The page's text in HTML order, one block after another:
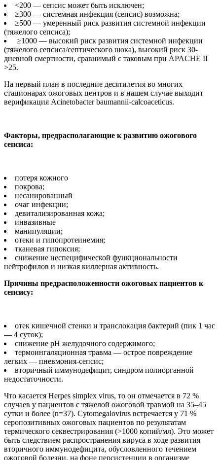
<200 — сепсис может быть исключен;
≥300 — системная инфекция (сепсис) возможна;
≥500 — умеренный риск развития системной инфекции
(тяжелого сепсиса);
≥1000 — высокий риск развития системной инфекции
(тяжелого сепсиса/септического шока), высокий риск 30-
дневной смертности, сравнимый с таковым при APACHE II
>25.
На первый план в последние десятилетия во многих
стационарах ожоговых центров и в нашем случае выходит
верификация Acinetobacter baumannii-calcoaceticus.
Факторы, предрасполагающие к развитию ожогового
сепсиса:
потеря кожного
покрова;
несанированный
очаг инфекции;
девитализированная кожа;
инвазивные
манипуляции;
отеки и гипопротеинемия;
тканевая гипоксия;
снижение неспецифической функциональности
нейтрофилов и низкая киллерная активность.
Причины предрасположенности ожоговых пациентов к
сепсису:
отек кишечной стенки и транслокация бактерий (пик 1 час
— 4 суток);
снижение рН желудочного содержимого;
термоингаляционная травма — острое повреждение
легких — пневмония-сепсис;
вторичный иммунодефицит, синдром полиорганной
недостаточности.
Что касается Herpes simplex virus, то он отмечается в 72 %
случаев у пациентов с тяжелой ожоговой травмой на 35–45
сутки и более (n=37). Cytomegalovirus встречается у 71 %
серопозитивных ожоговых пациентов по результатам
термического секвестрирования (>1000 копий/мл). Это может
быть следствием распространения вируса в ходе развития
вторичного иммунодефицита, обусловленного течением
ожоговой болезни, на фоне персистенции в организме